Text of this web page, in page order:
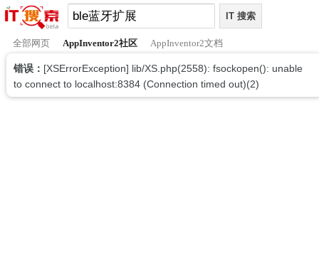
全部网页 AppInventor2社区 AppInventor2文档
错误： [XSErrorException] lib/XS.php(2558): fsockopen(): unable
to connect to localhost:8384 (Connection timed out)(2)